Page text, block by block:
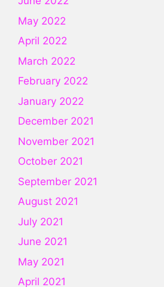
May 2022
April 2022
March 2022
February 2022
January 2022
December 2021
November 2021
October 2021
September 2021
August 2021
July 2021
June 2021
May 2021
April 2021